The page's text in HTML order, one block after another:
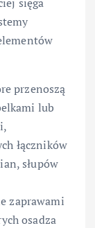
przenoszą
lub
łączników
słupów
zaprawami
osadza